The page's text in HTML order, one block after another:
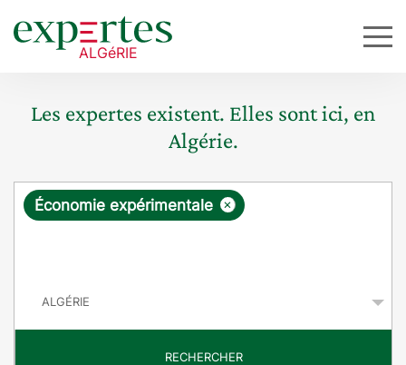
Les expertes existent. Elles sont ici, en
Algérie.
R
ê
×
Économie expérimentale
RECHERCHER